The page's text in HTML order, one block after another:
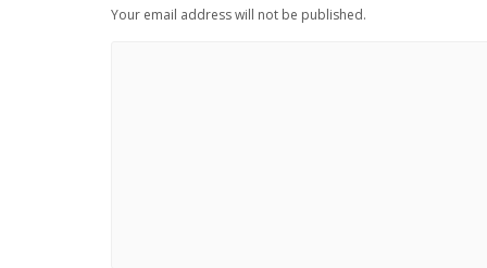
Your email address will not be published.